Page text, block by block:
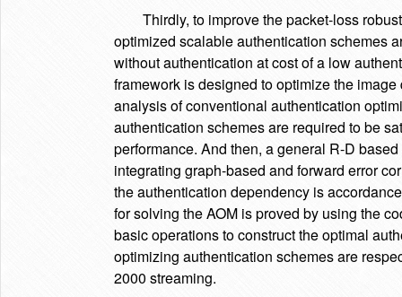
Thirdly, to improve the packet-loss
optimized scalable authentication schemes
without authentication at cost of a low
framework is designed to optimize the
analysis of conventional authentication
authentication schemes are required to be
performance. And then, a general R-D
integrating graph-based and forward error
the authentication dependency is
for solving the AOM is proved by using the
basic operations to construct the optimal
optimizing authentication schemes are
2000 streaming.